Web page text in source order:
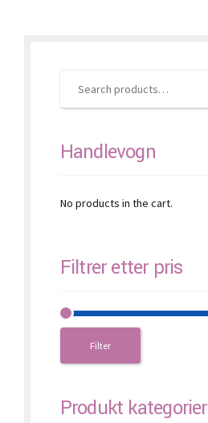
Handlevogn
No products in the cart.
Filtrer etter pris
Filter
Produkt kategorier